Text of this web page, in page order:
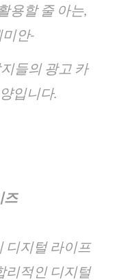
용할 줄 아는,
미안-
들의 광고 카
입니다.
즈
디지털 라이프
리적인 디지털